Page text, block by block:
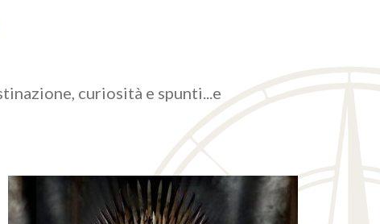
curiosità e spunti...e